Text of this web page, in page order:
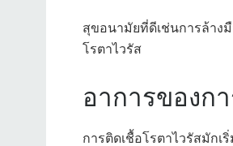
สุขอนามัยที่ดีเช่นการล้าง
โรตาไวรัส
อาการของก
การติดเชื้อโรตาไวรัสมัก